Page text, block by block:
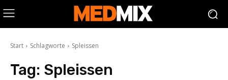
Start Schlagworte Spleissen
Tag: Spleissen